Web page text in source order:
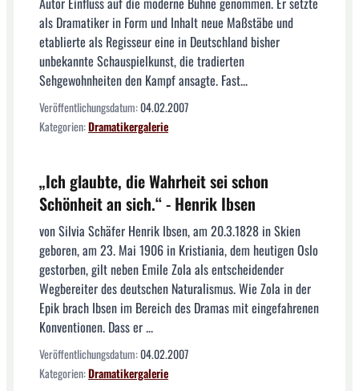
als Dramatiker in Form und Inhalt neue Maßstäbe und
etablierte als Regisseur eine in Deutschland bisher
unbekannte Schauspielkunst, die tradierten
Sehgewohnheiten den Kampf ansagte. Fast...
Veröffentlichungsdatum:04.02.2007
Kategorien:Dramatikergalerie
„Ich glaubte, die Wahrheit sei schon
Schönheit an sich.“ - Henrik Ibsen
von Silvia Schäfer Henrik Ibsen, am 20.3.1828 in Skien
geboren, am 23. Mai 1906 in Kristiania, dem heutigen Oslo
gestorben, gilt neben Emile Zola als entscheidender
Wegbereiter des deutschen Naturalismus. Wie Zola in der
Epik brach Ibsen im Bereich des Dramas mit eingefahrenen
Konventionen. Dass er ...
Veröffentlichungsdatum:04.02.2007
Kategorien:Dramatikergalerie